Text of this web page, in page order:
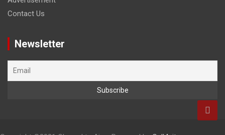
Contact Us
Newsletter